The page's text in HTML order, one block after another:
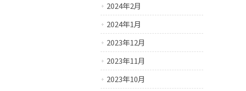
2024年2月
2024年1月
2023年12月
2023年11月
2023年10月